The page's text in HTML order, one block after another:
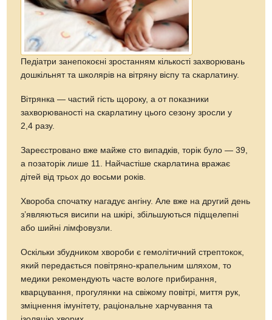
Педіатри занепокоєні зростанням кількості захворювань
дошкільнят та школярів на вітряну віспу та скарлатину.
Вітрянка — частий гість щороку, а от показники
захворюваності на скарлатину цього сезону зросли у
2,4 разу.
Зареєстровано вже майже сто випадків, торік було — 39,
а позаторік лише 11. Найчастіше скарлатина вражає
дітей від трьох до восьми років.
Хвороба спочатку нагадує ангіну. Але вже на другий день
з’являються висипи на шкірі, збільшуються підщелепні
або шийні лімфовузли.
Оскільки збудником хвороби є гемолітичний стрептокок,
який передається повітряно-крапельним шляхом, то
медики рекомендують часте вологе прибирання,
кварцування, прогулянки на свіжому повітрі, миття рук,
зміцнення імунітету, раціональне харчування та